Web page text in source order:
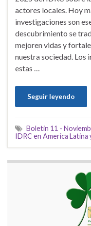
actores locales. Hoy
investigaciones son
descubrimiento se
mejoren vidas y
nuestra sociedad. Los
estas …
Seguir leyendo
Boletin 11 -
IDRC en America Latina